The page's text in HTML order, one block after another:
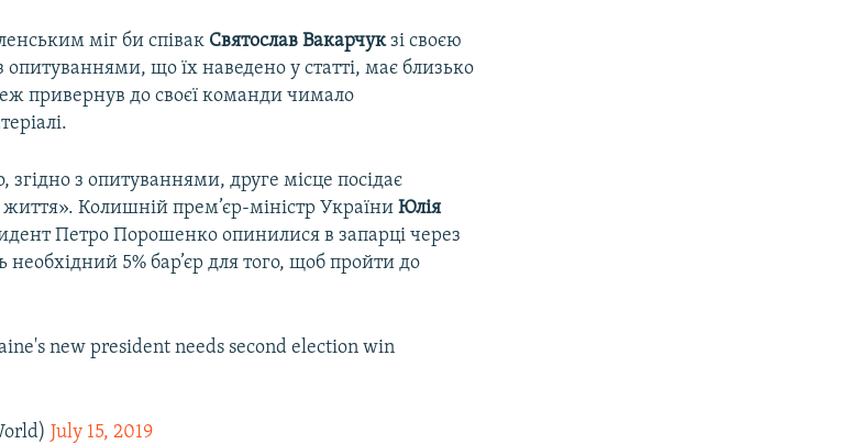
міг би співак Святослав Вакарчукзі своєю
опитуваннями, що їх наведено у статті, має близько
привернув до своєї команди чимало
з опитуваннями, друге місце посідає
Колишній прем’єр-міністр УкраїниЮлія
Петро Порошенко опинилися в запарці через
необхідний 5% бар’єр для того, щоб пройти до
new president needs second election win
July 15, 2019